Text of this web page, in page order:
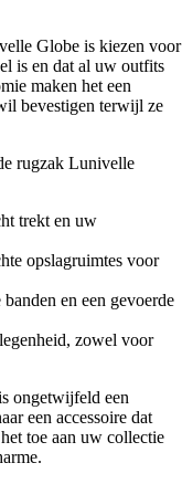
Globe is kiezen voor
is en dat al uw outfits
maken het een
bevestigen terwijl ze
rugzak Lunivelle
trekt en uw
opslagruimtes voor
banden en een gevoerde
zowel voor
ongetwijfeld een
een accessoire dat
toe aan uw collectie